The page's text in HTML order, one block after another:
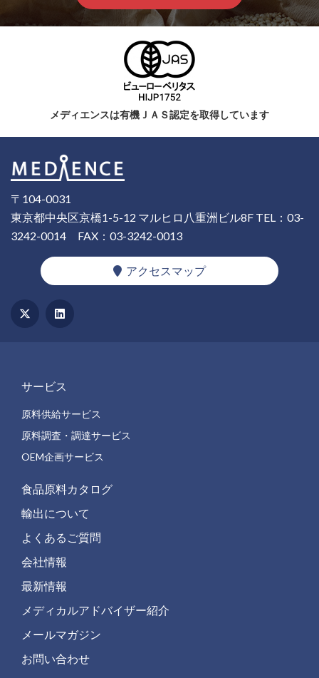
メディエンスは有機ＪＡＳ認定を取得しています
〒104-0031
東京都中央区京橋1-5-12 マルヒロ八重洲ビル8F TEL：03-
3242-0014 FAX：03-3242-0013
アクセスマップ
サービス
原料供給サービス
原料調査・調達サービス
OEM企画サービス
食品原料カタログ
輸出について
よくあるご質問
会社情報
最新情報
メディカルアドバイザー紹介
メールマガジン
お問い合わせ